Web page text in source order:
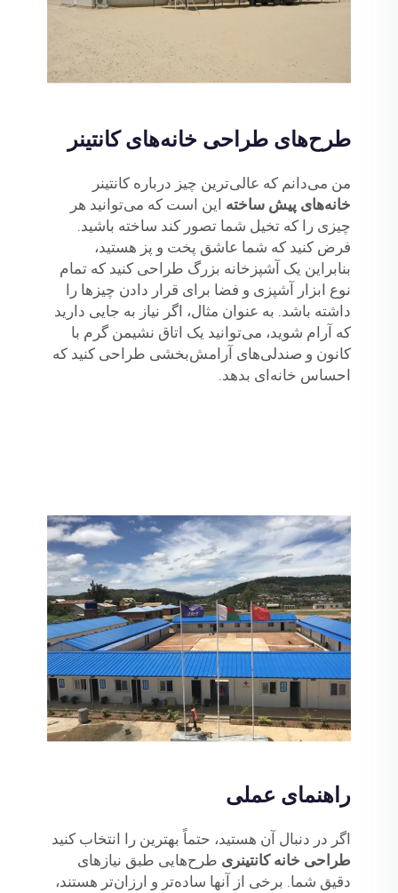
طرح‌های طراحی خانه‌های کانتینر
من می‌دانم که عالی‌ترین چیز درباره کانتینر
خانه‌های پیش ساخته این است که می‌توانید هر
چیزی را که تخیل شما تصور کند ساخته باشید.
فرض کنید که شما عاشق پخت و پز هستید،
بنابراین یک آشپزخانه بزرگ طراحی کنید که تمام
نوع ابزار آشپزی و فضا برای قرار دادن چیزها را
داشته باشد. به عنوان مثال، اگر نیاز به جایی دارید
که آرام شوید، می‌توانید یک اتاق نشیمن گرم با
کانون و صندلی‌های آرامش‌بخشی طراحی کنید که
احساس خانه‌ای بدهد.
راهنمای عملی
اگر در دنبال آن هستید، حتماً بهترین را انتخاب کنید
طراحی خانه کانتینری طرح‌هایی طبق نیازهای
دقیق شما. برخی از آنها ساده‌تر و ارزان‌تر هستند،